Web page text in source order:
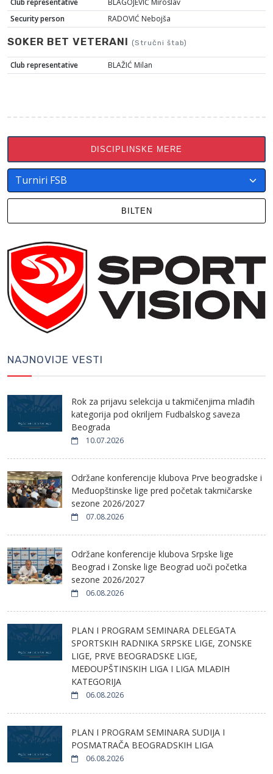
Club representative
BLAGOJEVIĆ Miroslav
Security person
RADOVIĆ Nebojša
SOKER BET VETERANI (Stručni štab)
Club representative BLAŽIĆ Milan
DISCIPLINSKE MERE
BILTEN
NAJNOVIJE VESTI
Rok za prijavu selekcija u takmičenjima mlađih
kategorija pod okriljem Fudbalskog saveza
Beograda
10.07.2026
Održane konferencije klubova Prve beogradske i
Međuopštinske lige pred početak takmičarske
sezone 2026/2027
07.08.2026
Održane konferencije klubova Srpske lige
Beograd i Zonske lige Beograd uoči početka
sezone 2026/2027
06.08.2026
PLAN I PROGRAM SEMINARA DELEGATA
SPORTSKIH RADNIKA SRPSKE LIGE, ZONSKE
LIGE, PRVE BEOGRADSKE LIGE,
MEĐOUPŠTINSKIH LIGA I LIGA MLAĐIH
KATEGORIJA
06.08.2026
PLAN I PROGRAM SEMINARA SUDIJA I
POSMATRAČA BEOGRADSKIH LIGA
06.08.2026